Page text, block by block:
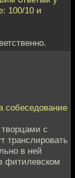
100/10 и
собеседование
с
транслировать
в ней
фитилевском